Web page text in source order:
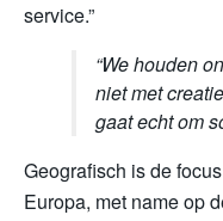
service.”
“We houden
niet met
gaat echt om
Geografisch is de
Europa, met name op